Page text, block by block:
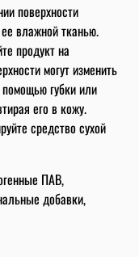
поверхности
влажной тканью.
продукт на
могут изменить
губки или
его в кожу.
средство сухой
ПАВ,
добавки,